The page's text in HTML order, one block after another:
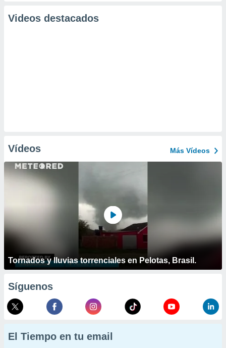
Videos destacados
Vídeos Más Vídeos
Tornados y lluvias torrenciales en Pelotas, Brasil.
Síguenos
El Tiempo en tu email